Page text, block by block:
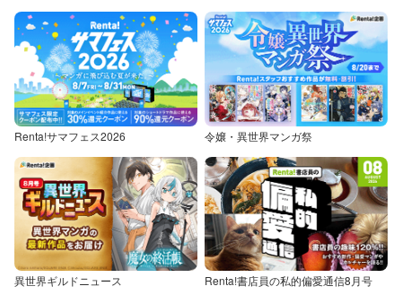
Renta!サマフェス2026 令嬢・異世界マンガ祭
異世界ギルドニュース Renta!書店員の私的偏愛通信8月号